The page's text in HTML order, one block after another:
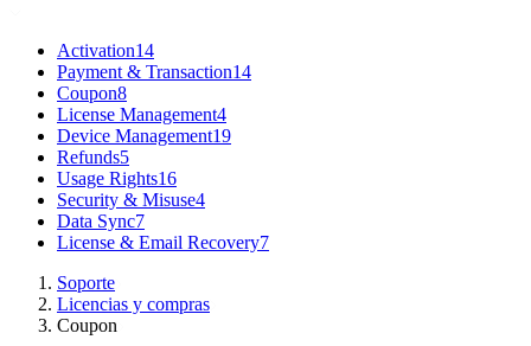
Activation14
Payment & Transaction14
Coupon8
License Management4
Device Management19
Refunds5
Usage Rights16
Security & Misuse4
Data Sync7
License & Email Recovery7
Soporte
Licencias y compras
Coupon